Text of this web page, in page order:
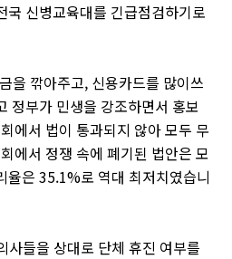
국 신병교육대를 긴급점검하기로
을 깎아주고, 신용카드를 많이쓰
정부가 민생을 강조하면서 홍보
에서 법이 통과되지 않아 모두 무
에서 정쟁 속에 폐기된 법안은 모
율은 35.1%로 역대 최저치였습니
들을 상대로 단체 휴진 여부를